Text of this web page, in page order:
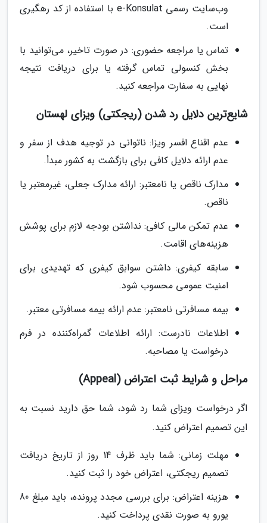
وب‌سایت رسمی e-Konsulat با استفاده از کد رهگیری
است.
تماس یا مراجعه حضوری: در صورت تاخیر، می‌توانید با
بخش کنسولی تماس گرفته یا برای دریافت نتیجه
نهایی به سفارت مراجعه کنید.
شایع‌ترین دلایل رد شدن (ریجکتی) ویزای لهستان
عدم اقناع افسر ویزا: ناتوانی در توجیه هدف از سفر و
عدم ارائه دلایل کافی برای بازگشت به کشور مبدأ.
مدارک ناقص یا نامعتبر: ارائه مدارک جعلی، غیرمعتبر یا
ناقص.
عدم تمکن مالی کافی: نداشتن بودجه لازم برای پوشش
هزینه‌های اقامت.
سابقه کیفری: داشتن سوابق کیفری که تهدیدی برای
امنیت عمومی محسوب شود.
بیمه مسافرتی نامعتبر: عدم ارائه بیمه مسافرتی معتبر.
اطلاعات نادرست: ارائه اطلاعات گمراه‌کننده در فرم
درخواست یا مصاحبه.
مراحل و شرایط ثبت اعتراض (Appeal)
اگر درخواست ویزای شما رد شود، شما حق دارید نسبت به
این تصمیم اعتراض کنید.
مهلت زمانی: شما باید ظرف 14 روز از تاریخ دریافت
تصمیم ریجکتی، اعتراض خود را ثبت کنید.
هزینه اعتراض: برای بررسی مجدد پرونده، باید مبلغ 80
یورو به صورت نقدی پرداخت کنید.